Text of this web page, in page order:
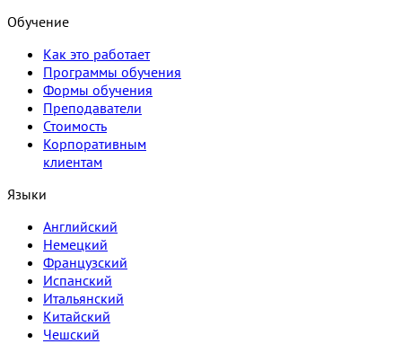
Обучение
Как это работает
Программы обучения
Формы обучения
Преподаватели
Стоимость
Корпоративным
клиентам
Языки
Английский
Немецкий
Французский
Испанский
Итальянский
Китайский
Чешский